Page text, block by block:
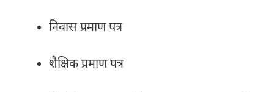
निवास प्रमाण पत्र
शैक्षिक प्रमाण पत्र